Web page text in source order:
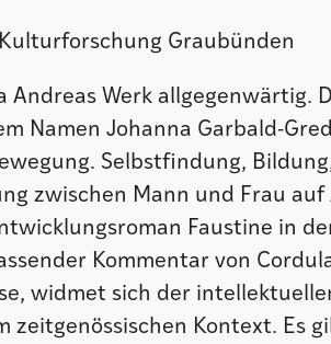
Graubünden
Werk allgegenwärtig.
Namen Johanna Garbald-
Selbstfindung,
zwischen Mann und Frau auf
Faustine in
Kommentar von
widmet sich der
Kontext. Es